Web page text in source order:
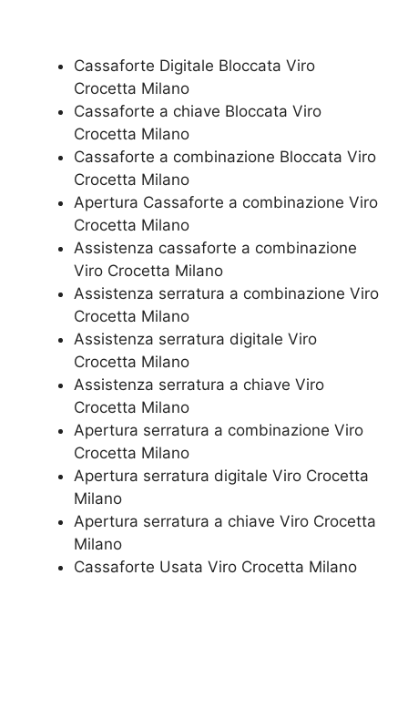
Cassaforte Digitale Bloccata Viro
Crocetta Milano
Cassaforte a chiave Bloccata Viro
Crocetta Milano
Cassaforte a combinazione Bloccata Viro
Crocetta Milano
​Apertura Cassaforte a combinazione Viro
Crocetta Milano
Assistenza cassaforte a combinazione
Viro Crocetta Milano
​Assistenza serratura​ ​a combinazione Viro
Crocetta Milano
Assistenza serratura ​digitale Viro
Crocetta Milano
Assistenza serratura ​a chiave Viro
Crocetta Milano
​Apertura serratura​ ​a combinazione Viro
Crocetta Milano
Apertura serratura​ ​digitale Viro Crocetta
Milano
​Apertura serratura​ ​a chiave Viro Crocetta
Milano
​Cassaforte Usata Viro Crocetta Milano